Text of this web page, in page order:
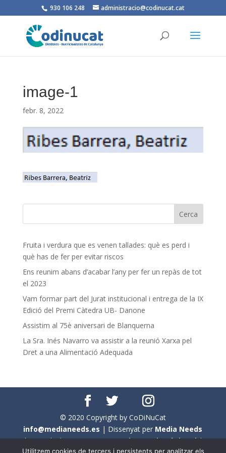
930 106 248 administracio@codinucat.cat
image-1
febr. 8, 2022
Fruita i verdura que es venen tallades: què es perd i
què has de fer per evitar riscos
Ens reunim abans d’acabar l’any per fer un repàs de tot
el 2023
Vam formar part del Jurat institucional i entrega de la IX
Edició del Premi Càtedra UB- Danone
Assistim al 75è aniversari de Blanquerna
La Sra. Inés Navarro va assistir a la reunió Xarxa pel
Dret a una Alimentació Adequada
© 2020 Copyright by CoDiNuCat
info@medianeeds.es | Dissenyat per Media Needs
| Tots els drets reservats aCoDiNuCat |Avís legal|
Utilitzem cookies de tercers i persistents per analitzar els